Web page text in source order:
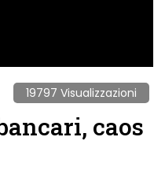
19797 Visualizzazioni
caos